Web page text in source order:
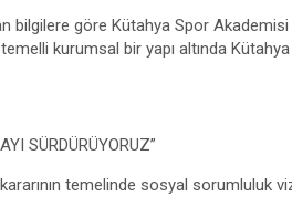
bilgilere göre Kütahya Spor
kurumsal bir yapı altında Kütahya
SÜRDÜRÜYORUZ”
temelinde sosyal sorumluluk